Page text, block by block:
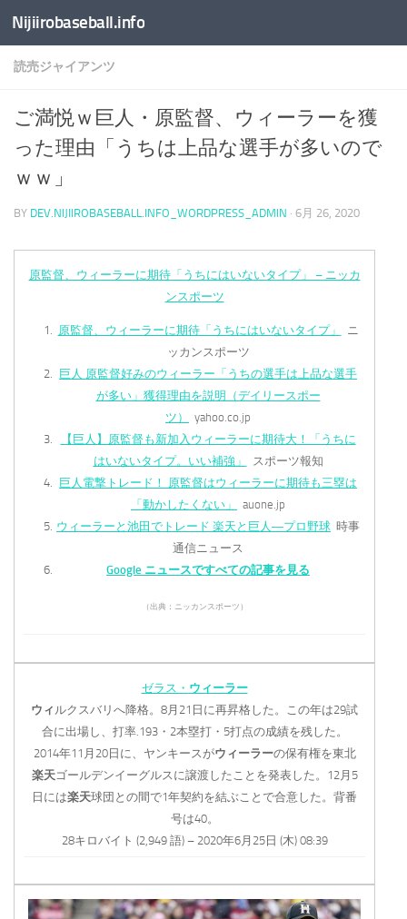
コンテンツへスキップ
Nijiirobaseball.info
読売ジャイアンツ
ご満悦ｗ巨人・原監督、ウィーラーを獲
った理由「うちは上品な選手が多いので
ｗｗ」
BY DEV.NIJIIROBASEBALL.INFO_WORDPRESS_ADMIN · 6月 26, 2020
原監督、ウィーラーに期待「うちにはいないタイプ」 – ニッカ
ンスポーツ
原監督、ウィーラーに期待「うちにはいないタイプ」
ニ
ッカンスポーツ
巨人 原監督好みのウィーラー「うちの選手は上品な選手
が多い」獲得理由を説明（デイリースポー
ツ）
yahoo.co.jp
【巨人】原監督も新加入ウィーラーに期待大！「うちに
はいないタイプ。いい補強」
スポーツ報知
巨人電撃トレード！ 原監督はウィーラーに期待も三塁は
「動かしたくない」
auone.jp
ウィーラーと池田でトレード 楽天と巨人―プロ野球 時事
通信ニュース
Google ニュースですべての記事を見る
（出典：ニッカンスポーツ）
ゼラス・ ウィーラー
ウィ ルクスバリへ降格。8月21日に再昇格した。この年は29試
合に出場し、打率.193・2本塁打・5打点の成績を残した。
2014年11月20日に、ヤンキースがウィーラーの保有権を東北
楽天ゴールデンイーグルスに譲渡したことを発表した。12月5
日には楽天球団との間で1年契約を結ぶことで合意した。背番
号は40。
28キロバイト (2,949 語) – 2020年6月25日 (木) 08:39